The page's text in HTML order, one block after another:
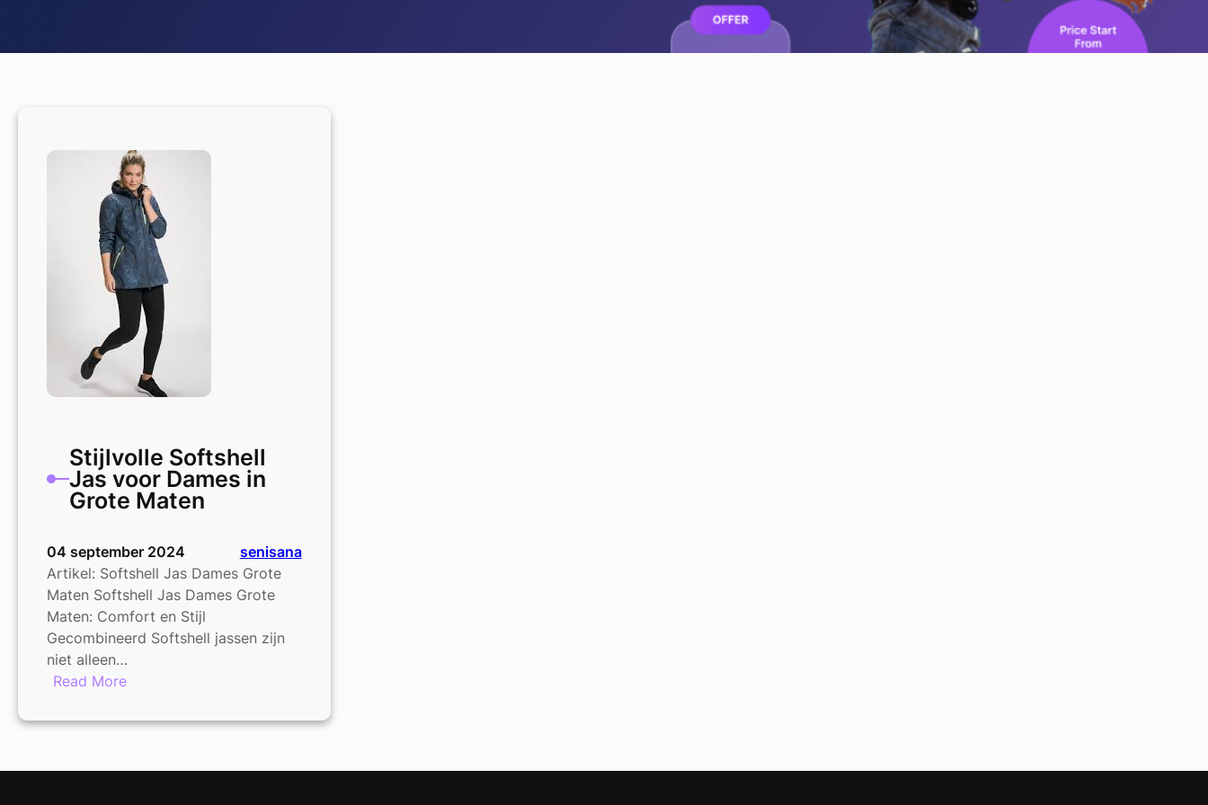
Stijlvolle Softshell
Jas voor Dames in
Grote Maten
04 september 2024
senisana
Artikel: Softshell Jas Dames Grote
Maten Softshell Jas Dames Grote
Maten: Comfort en Stijl
Gecombineerd Softshell jassen zijn
niet alleen…
Read More:
Softshell
voor